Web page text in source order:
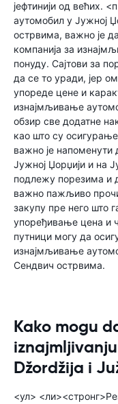
јефтинији од већих.
аутомобил у Јужној
острвима, важно је
компанија за
понуду. Сајтови за
да се то уради, јер
упореде цене и
изнајмљивање
обзир све додатне
као што су
важно је
Јужној Џорџији и на
подлежу порезима и
важно пажљиво
закупу пре него што
упоређивање цена и
путници могу да
изнајмљивање
Сендвич острвима.
Kako mogu
Džordžija i
<ул>